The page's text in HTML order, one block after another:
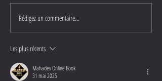
Rédigez un commentaire...
Les plus récents
Mahadev Online Book
31 mai 2025